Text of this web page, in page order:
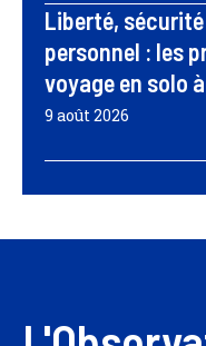
Liberté,
personnel : les
voyage en solo
9 août 2026